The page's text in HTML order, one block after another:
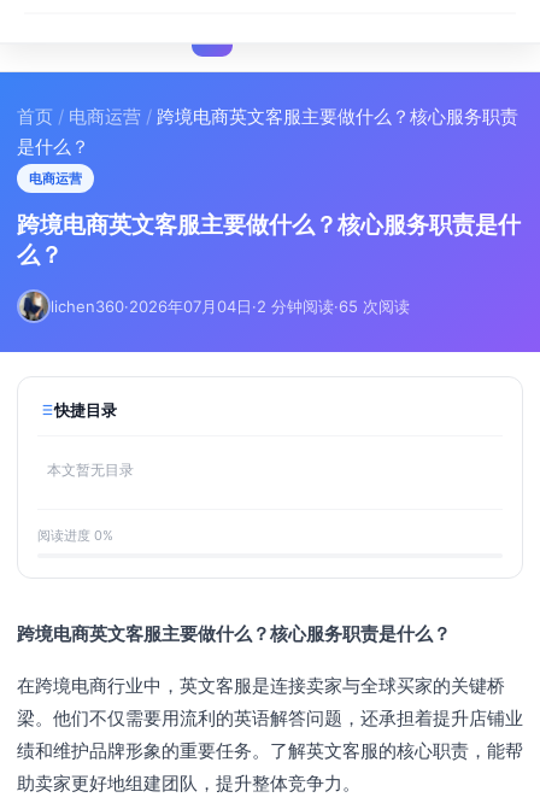
首页 / 电商运营 / 跨境电商英文客服主要做什么？核心服务职责
是什么？
电商运营
跨境电商英文客服主要做什么？核心服务职责是什
么？
lichen360·2026年07月04日·2 分钟阅读·65 次阅读
快捷目录
本文暂无目录
阅读进度 0%
跨境电商英文客服主要做什么？核心服务职责是什么？
在跨境电商行业中，英文客服是连接卖家与全球买家的关键桥
梁。他们不仅需要用流利的英语解答问题，还承担着提升店铺业
绩和维护品牌形象的重要任务。了解英文客服的核心职责，能帮
助卖家更好地组建团队，提升整体竞争力。